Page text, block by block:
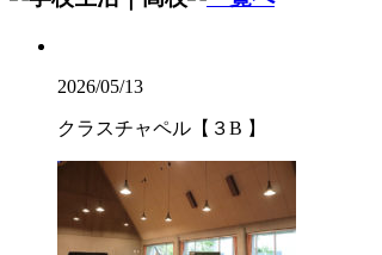
2026/05/13
クラスチャペル【３B 】